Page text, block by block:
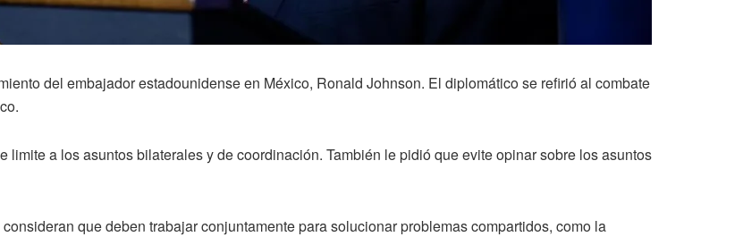
del embajador estadounidense en México, Ronald Johnson. El diplomático se refirió al combate
a los asuntos bilaterales y de coordinación. También le pidió que evite opinar sobre los asuntos
que deben trabajar conjuntamente para solucionar problemas compartidos, como la